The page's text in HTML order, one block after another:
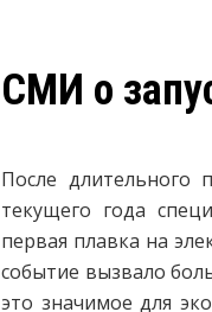
СМИ о
После длительного
текущего года
первая плавка на
событие вызвало
это значимое для